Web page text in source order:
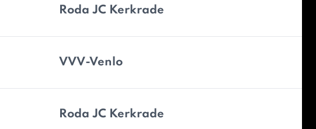
Roda JC Kerkrade
VVV-Venlo
Roda JC Kerkrade